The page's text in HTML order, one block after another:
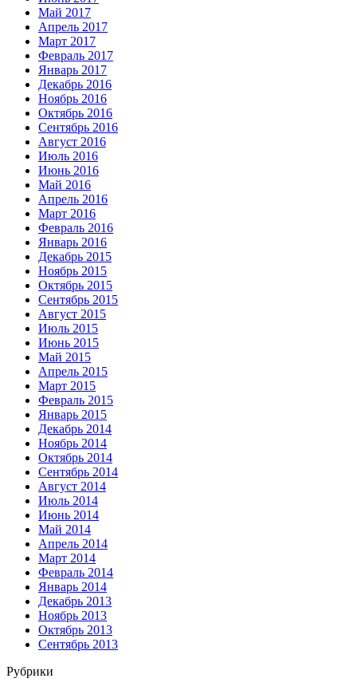
Май 2017
Апрель 2017
Март 2017
Февраль 2017
Январь 2017
Декабрь 2016
Ноябрь 2016
Октябрь 2016
Сентябрь 2016
Август 2016
Июль 2016
Июнь 2016
Май 2016
Апрель 2016
Март 2016
Февраль 2016
Январь 2016
Декабрь 2015
Ноябрь 2015
Октябрь 2015
Сентябрь 2015
Август 2015
Июль 2015
Июнь 2015
Май 2015
Апрель 2015
Март 2015
Февраль 2015
Январь 2015
Декабрь 2014
Ноябрь 2014
Октябрь 2014
Сентябрь 2014
Август 2014
Июль 2014
Июнь 2014
Май 2014
Апрель 2014
Март 2014
Февраль 2014
Январь 2014
Декабрь 2013
Ноябрь 2013
Октябрь 2013
Сентябрь 2013
Рубрики